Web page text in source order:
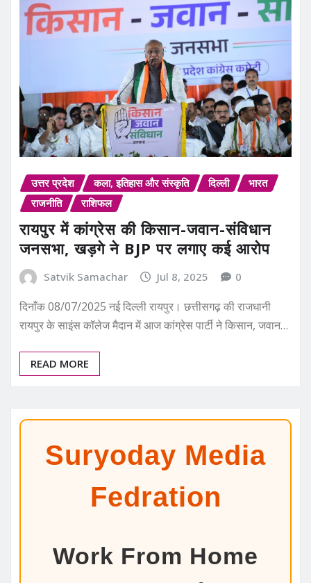
उत्तर प्रदेश कला, इतिहास और संस्कृति दिल्ली
भारत
राजनीति
राशिफल
रायपुर में कांग्रेस की किसान-जवान-संविधान
जनसभा, खड़गे ने BJP पर लगाए कई आरोप
Satvik Samachar Jul 8, 2025 0
दिनाँक 08/07/2025 नई दिल्ली रायपुर। छत्तीसगढ़ की राजधानी
रायपुर के साइंस कॉलेज मैदान में आज कांग्रेस पार्टी ने किसान, जवान…
READ MORE
Suryoday Media
Fedration
Work From Home